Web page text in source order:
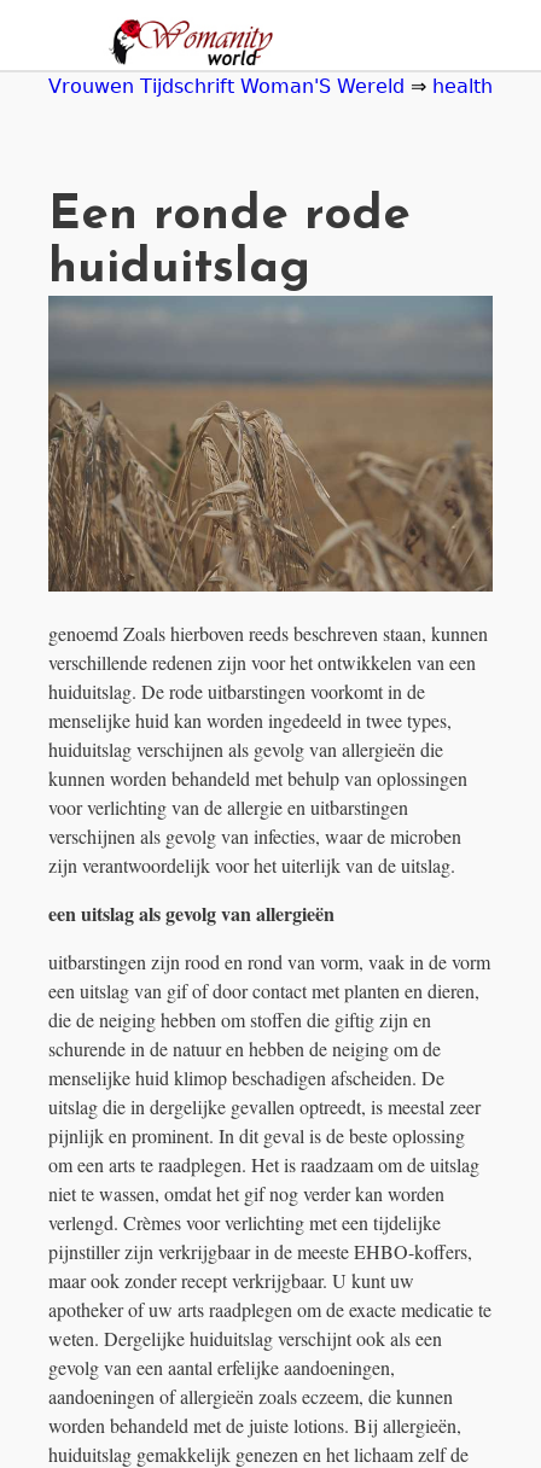
navigation
Vrouwen Tijdschrift Woman'S Wereld ⇒ health
Een ronde rode
huiduitslag
genoemd Zoals hierboven reeds beschreven staan, kunnen
verschillende redenen zijn voor het ontwikkelen van een
huiduitslag. De rode uitbarstingen voorkomt in de
menselijke huid kan worden ingedeeld in twee types,
huiduitslag verschijnen als gevolg van allergieën die
kunnen worden behandeld met behulp van oplossingen
voor verlichting van de allergie en uitbarstingen
verschijnen als gevolg van infecties, waar de microben
zijn verantwoordelijk voor het uiterlijk van de uitslag.
een uitslag als gevolg van allergieën
uitbarstingen zijn rood en rond van vorm, vaak in de vorm
een uitslag van gif of door contact met planten en dieren,
die de neiging hebben om stoffen die giftig zijn en
schurende in de natuur en hebben de neiging om de
menselijke huid klimop beschadigen afscheiden. De
uitslag die in dergelijke gevallen optreedt, is meestal zeer
pijnlijk en prominent. In dit geval is de beste oplossing
om een ​​arts te raadplegen. Het is raadzaam om de uitslag
niet te wassen, omdat het gif nog verder kan worden
verlengd. Crèmes voor verlichting met een tijdelijke
pijnstiller zijn verkrijgbaar in de meeste EHBO-koffers,
maar ook zonder recept verkrijgbaar. U kunt uw
apotheker of uw arts raadplegen om de exacte medicatie te
weten. Dergelijke huiduitslag verschijnt ook als een
gevolg van een aantal erfelijke aandoeningen,
aandoeningen of allergieën zoals eczeem, die kunnen
worden behandeld met de juiste lotions. Bij allergieën,
huiduitslag gemakkelijk genezen en het lichaam zelf de